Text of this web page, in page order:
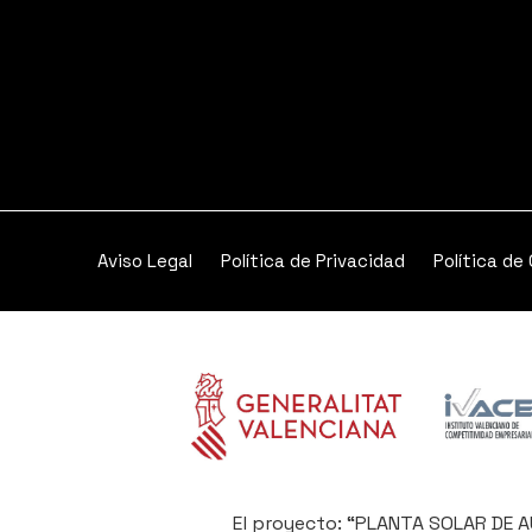
Aviso Legal Política de Privacidad Política de
El proyecto: “PLANTA SOLAR DE